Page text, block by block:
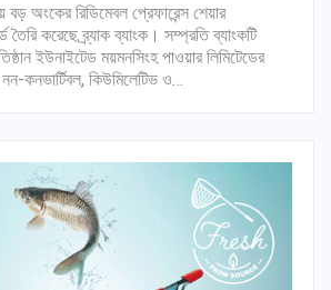
বড় অংকের রিডিমেবল প্রেফারেন্স শেয়ার
তৈরি করেছে ব্র্যাক ব্যাংক। সম্প্রতি ব্যাংকটি
ইউনাইটেড ময়মনসিংহ পাওয়ার লিমিটেডের
কনভার্টিবল, কিউমিলেটিভ ও…